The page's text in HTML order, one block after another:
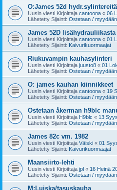
O:James 52d hydr.sylintereitä
Uusin viesti Kirjoittaja cantoona « 06
Lähetetty Sijainti: Ostetaan / myydään
James 52D lisähydrauliikasta
Uusin viesti Kirjoittaja cantoona « 01
Lähetetty Sijainti: Kaivurikuormaajat
Riukuvampin kauhasylinteri
Uusin viesti Kirjoittaja juusto8 « 01
Lähetetty Sijainti: Ostetaan / myydään
O: james kauhan kiinnikkeet
Uusin viesti Kirjoittaja cantoona « 19
Lähetetty Sijainti: Ostetaan / myydään
Ostetaan åkerman h9blc
Uusin viesti Kirjoittaja H9blc « 13
Lähetetty Sijainti: Ostetaan / myydään
James 82c vm. 1982
Uusin viesti Kirjoittaja Väiski « 01
Lähetetty Sijainti: Kaivurikuormaajat
Maansiirto-lehti
Uusin viesti Kirjoittaja jpl « 16 Heinä
Lähetetty Sijainti: Ostetaan / myydään
M:Luiska/tasuskauha